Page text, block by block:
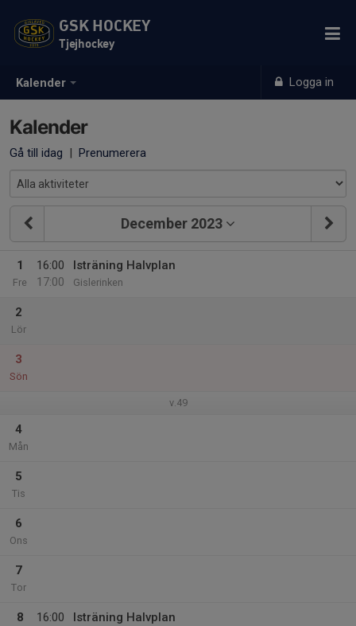
Kalender Logga in
GSK HOCKEY
Tjejhockey
Kalender
Gå till idag | Prenumerera
December 2023
1
Fre
16:00
17:00
Isträning Halvplan
Gislerinken
2
Lör
3
Sön
v.49
4
Mån
5
Tis
6
Ons
7
Tor
8
16:00
Isträning Halvplan